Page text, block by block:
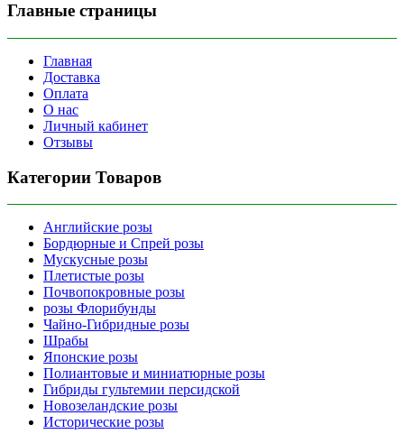
Главные страницы
Главная
Доставка
Оплата
О нас
Личный кабинет
Отзывы
Категории Товаров
Английские розы
Бордюрные и Спрей розы
Мускусные розы
Плетистые розы
Почвопокровные розы
розы Флорибунды
Чайно-Гибридные розы
Шрабы
Японские розы
Полиантовые и миниатюрные розы
Гибриды гультемии персидской
Новозеландские розы
Исторические розы